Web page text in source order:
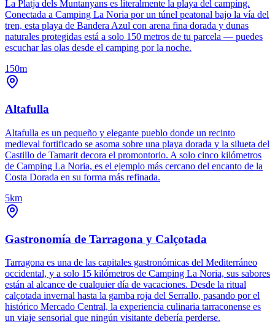
La Platja dels Muntanyans es literalmente la playa del camping.
Conectada a Camping La Noria por un túnel peatonal bajo la vía del
tren, esta playa de Bandera Azul con arena fina dorada y dunas
naturales protegidas está a solo 150 metros de tu parcela — puedes
escuchar las olas desde el camping por la noche.
150m
Altafulla
Altafulla es un pequeño y elegante pueblo donde un recinto
medieval fortificado se asoma sobre una playa dorada y la silueta del
Castillo de Tamarit decora el promontorio. A solo cinco kilómetros
de Camping La Noria, es el ejemplo más cercano del encanto de la
Costa Dorada en su forma más refinada.
5km
Gastronomía de Tarragona y Calçotada
Tarragona es una de las capitales gastronómicas del Mediterráneo
occidental, y a solo 15 kilómetros de Camping La Noria, sus sabores
están al alcance de cualquier día de vacaciones. Desde la ritual
calçotada invernal hasta la gamba roja del Serrallo, pasando por el
histórico Mercado Central, la experiencia culinaria tarraconense es
un viaje sensorial que ningún visitante debería perderse.